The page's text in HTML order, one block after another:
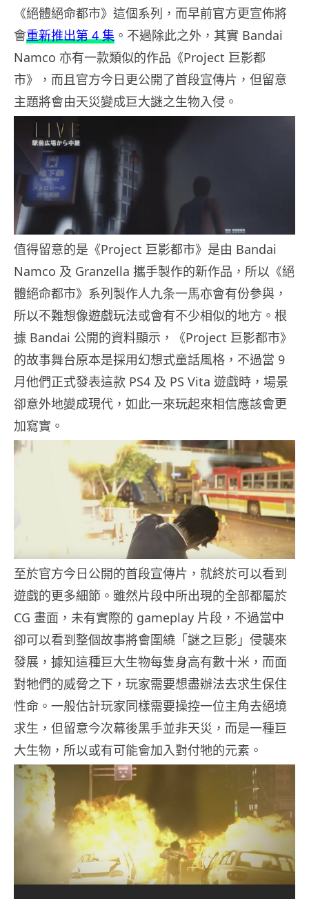
《絕體絕命都市》這個系列，而早前官方更宣佈將
會重新推出第 4 集 。不過除此之外，其實 Bandai
Namco 亦有一款類似的作品《Project 巨影都
市》，而且官方今日更公開了首段宣傳片，但留意
主題將會由天災變成巨大謎之生物入侵。
值得留意的是《Project 巨影都市》是由 Bandai
Namco 及 Granzella 攜手製作的新作品，所以《絕
體絕命都市》系列製作人九条一馬亦會有份參與，
所以不難想像遊戲玩法或會有不少相似的地方。根
據 Bandai 公開的資料顯示，《Project 巨影都市》
的故事舞台原本是採用幻想式童話風格，不過當 9
月他們正式發表這款 PS4 及 PS Vita 遊戲時，場景
卻意外地變成現代，如此一來玩起來相信應該會更
加寫實。
至於官方今日公開的首段宣傳片，就終於可以看到
遊戲的更多細節。雖然片段中所出現的全部都屬於
CG 畫面，未有實際的 gameplay 片段，不過當中
卻可以看到整個故事將會圍繞「謎之巨影」侵襲來
發展，據知這種巨大生物每隻身高有數十米，而面
對牠們的威脅之下，玩家需要想盡辦法去求生保住
性命。一般估計玩家同樣需要操控一位主角去絕境
求生，但留意今次幕後黑手並非天災，而是一種巨
大生物，所以或有可能會加入對付牠的元素。